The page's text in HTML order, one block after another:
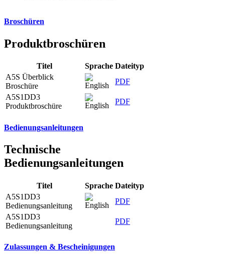
Broschüren
Produktbroschüren
Titel Sprache Dateityp
A5S Überblick
Broschüre
PDF
A5S1DD3
Produktbroschüre
PDF
Bedienungsanleitungen
Technische
Bedienungsanleitungen
Titel Sprache Dateityp
A5S1DD3
Bedienungsanleitung
PDF
A5S1DD3
Bedienungsanleitung
PDF
Zulassungen & Bescheinigungen